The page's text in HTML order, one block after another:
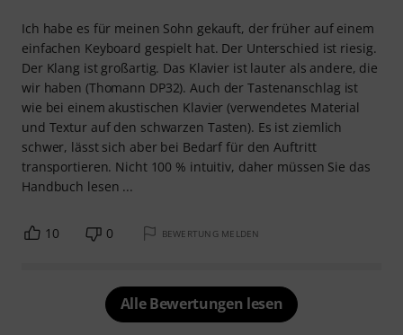
Ich habe es für meinen Sohn gekauft, der früher auf einem
einfachen Keyboard gespielt hat. Der Unterschied ist riesig.
Der Klang ist großartig. Das Klavier ist lauter als andere, die
wir haben (Thomann DP32). Auch der Tastenanschlag ist
wie bei einem akustischen Klavier (verwendetes Material
und Textur auf den schwarzen Tasten). Es ist ziemlich
schwer, lässt sich aber bei Bedarf für den Auftritt
transportieren. Nicht 100 % intuitiv, daher müssen Sie das
Handbuch lesen ...
10 0 BEWERTUNG MELDEN
Alle Bewertungen lesen